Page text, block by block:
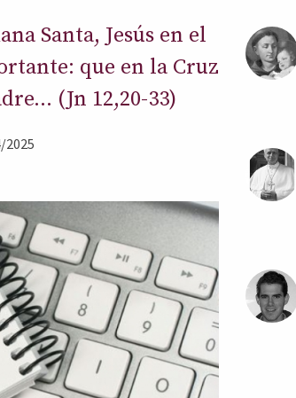
Santa, Jesús en el
que en la Cruz
(Jn 12,20-33)
2025